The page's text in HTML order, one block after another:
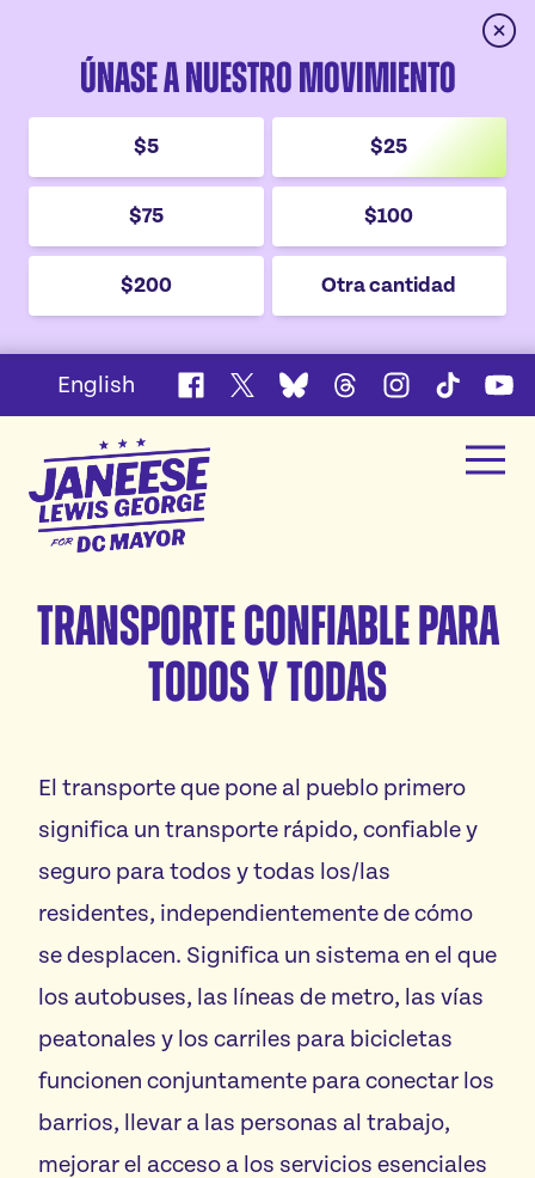
Únase a nuestro movimiento
$5 $25
$75 $100
$200 Otra cantidad
English Facebook
X BlueskyThreadsInstagram
TikTok
Janeese
Lewis
George
Mayor
Inicio
Plataforma
Donaciones
Transporte confiable para
todos y todas
El transporte que pone al pueblo primero
significa un transporte rápido, confiable y
seguro para todos y todas los/las
residentes, independientemente de cómo
se desplacen. Significa un sistema en el que
los autobuses, las líneas de metro, las vías
peatonales y los carriles para bicicletas
funcionen conjuntamente para conectar los
barrios, llevar a las personas al trabajo,
mejorar el acceso a los servicios esenciales